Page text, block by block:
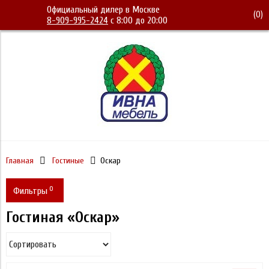
Официальный дилер в Москве
8-909-995-2424 с 8:00 до 20:00
(0)
Главная Гостиные Оскар
Фильтры 0
Варианты
Декор Вензель или Роза
Цвет
Гостиная «Оскар»